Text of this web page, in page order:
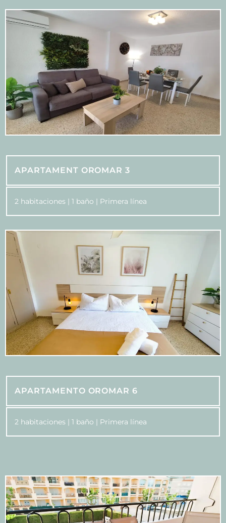
APARTAMENT OROMAR 3
2 habitaciones | 1 baño | Primera línea
APARTAMENTO OROMAR 6
2 habitaciones | 1 baño | Primera línea